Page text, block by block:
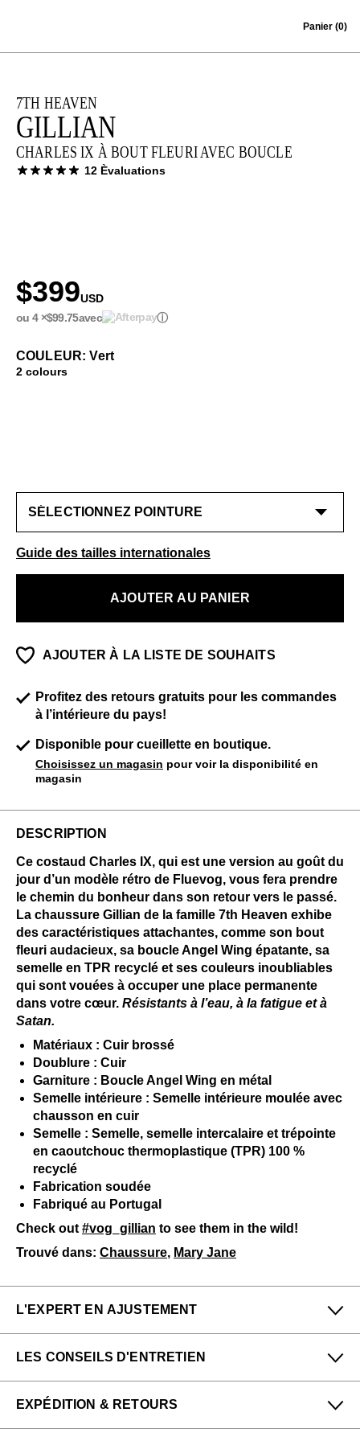
Panier (0)
7TH HEAVEN
GILLIAN
CHARLES IX À BOUT FLEURI AVEC BOUCLE
12 Èvaluations
$399USD
ou 4 ×$99.75avec ⓘ
COULEUR: Vert
2 colours
Guide des tailles internationales
AJOUTER AU PANIER
AJOUTER À LA LISTE DE SOUHAITS
Profitez des retours gratuits pour les commandes
à l’intérieure du pays!
Disponible pour cueillette en boutique.
Choisissez un magasin pour voir la disponibilité en
magasin
DESCRIPTION
Ce costaud Charles IX, qui est une version au goût du
jour d’un modèle rétro de Fluevog, vous fera prendre
le chemin du bonheur dans son retour vers le passé.
La chaussure Gillian de la famille 7th Heaven exhibe
des caractéristiques attachantes, comme son bout
fleuri audacieux, sa boucle Angel Wing épatante, sa
semelle en TPR recyclé et ses couleurs inoubliables
qui sont vouées à occuper une place permanente
dans votre cœur. Résistants à l’eau, à la fatigue et à
Satan.
Matériaux : Cuir brossé
Doublure : Cuir
Garniture : Boucle Angel Wing en métal
Semelle intérieure : Semelle intérieure moulée avec
chausson en cuir
Semelle : Semelle, semelle intercalaire et trépointe
en caoutchouc thermoplastique (TPR) 100 %
recyclé
Fabrication soudée
Fabriqué au Portugal
Check out #vog_gillian to see them in the wild!
Trouvé dans: Chaussure, Mary Jane
L'EXPERT EN AJUSTEMENT
Étroit Large
Denny & Felicia de notre boutique San Francisco
(Haight) dit :
Comme les autres membres de la famille 7th Heaven,
LES CONSEILS D'ENTRETIEN
qui suitrégulièrement:
Toutes les protections en aérosol
EXPÉDITION & RETOURS